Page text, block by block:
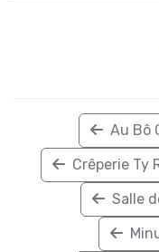
Au Bô
Crêperie Ty
Salle